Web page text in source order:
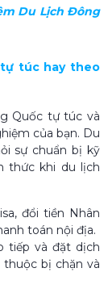
Du Lịch Đông
tự túc hay theo
Quốc​ tự túc và
của bạn. Du
sự chuẩn bị kỹ
thức khi du lịch
đổi tiền Nhân
toán nội địa.
tiếp và đặt dịch
thuộc bị chặn và